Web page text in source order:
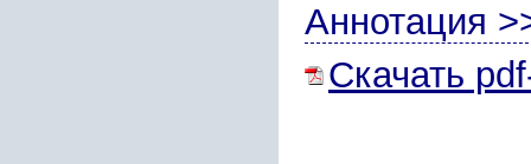
Аннотация
Скачать